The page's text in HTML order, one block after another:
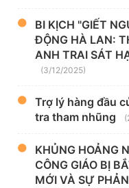
BI KỊCH "GIẾT
ĐỘNG HÀ LAN:
ANH TRAI SÁT
(3/12/2025)
Trợ lý hàng đầu
tra tham nhũng
KHỦNG HOẢNG
CÔNG GIÁO BỊ
MỚI VÀ SỰ